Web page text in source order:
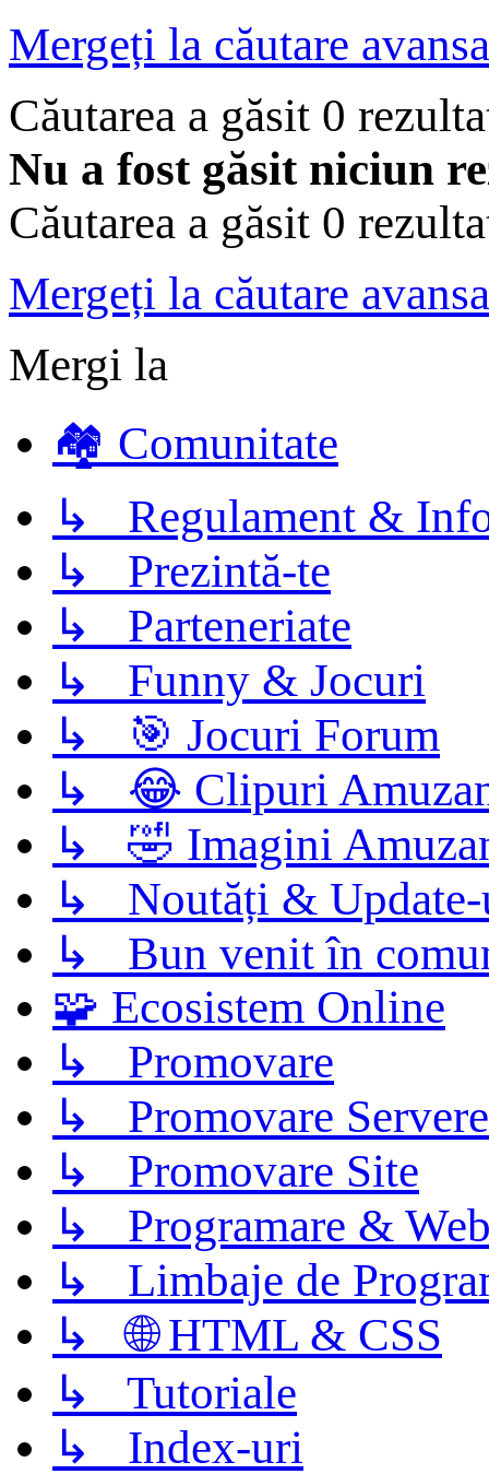
Mergeți la căutare
Căutarea a găsit 0
Nu a fost găsit niciun
Căutarea a găsit 0
Mergeți la căutare
Mergi la
🏘️ Comunitate
↳ Regulament &
↳ Prezintă-te
↳ Parteneriate
↳ Funny & Jocuri
↳ 🎯 Jocuri Forum
↳ 😂 Clipuri
↳ 🤣 Imagini
↳ Noutăți &
↳ Bun venit în
🧩 Ecosistem Online
↳ Promovare
↳ Promovare Servere
↳ Promovare Site
↳ Programare &
↳ Limbaje de
↳ 🌐 HTML & CSS
↳ Tutoriale
↳ Index-uri